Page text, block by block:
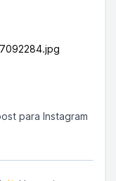
para Instagram